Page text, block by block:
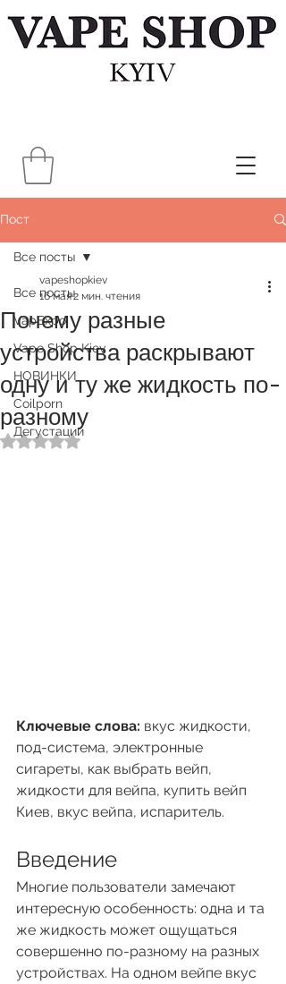
Пост
Все посты
VapExpo
Vape Shop Kiev
НОВИНКИ
Coilporn
Дегустации
Все посты
Почему разные
устройства раскрывают
одну и ту же жидкость по-
разному
vapeshopkiev
16 мая2 мин. чтения
Оценка: не число из 5 звезд.
Ключевые слова: вкус жидкости,
под-система, электронные
сигареты, как выбрать вейп,
жидкости для вейпа, купить вейп
Киев, вкус вейпа, испаритель.
Введение
Многие пользователи замечают
интересную особенность: одна и та
же жидкость может ощущаться
совершенно по-разному на разных
устройствах. На одном вейпе вкус